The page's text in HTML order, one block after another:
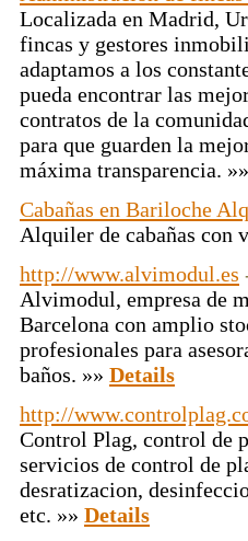
Localizada en Madrid,
fincas y gestores
adaptamos a los
pueda encontrar las
contratos de la
para que guarden la
máxima transparencia. »»
Cabañas en Bariloche
Alquiler de cabañas
http://www.alvimodul.es
Alvimodul, empresa de
Barcelona con amplio
profesionales para
baños. »» Details
http://
Control Plag, control de
servicios de control de
desratizacion,
etc. »» Details